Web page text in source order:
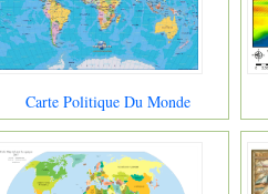
Carte Politique Du Monde